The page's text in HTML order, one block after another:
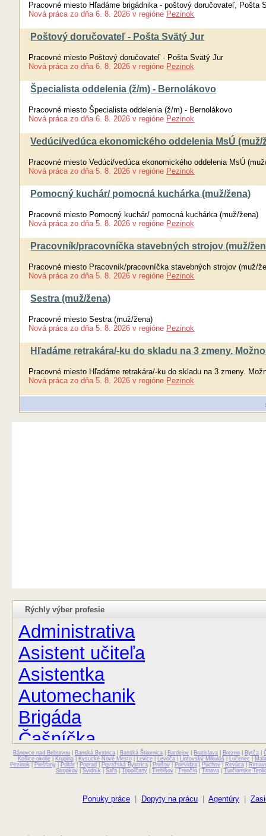
Pracovné miesto Hľadáme brigádnika - poštový doručovateľ, Pošta
Nová práca zo dňa 6. 8. 2026 v regióne Pezinok
Poštový doručovateľ - Pošta Svätý Jur
Pracovné miesto Poštový doručovateľ - Pošta Svätý Jur
Nová práca zo dňa 6. 8. 2026 v regióne Pezinok
Špecialista oddelenia (ž/m) - Bernolákovo
Pracovné miesto Špecialista oddelenia (ž/m) - Bernolákovo
Nová práca zo dňa 6. 8. 2026 v regióne Pezinok
Vedúci/vedúca ekonomického oddelenia MsÚ (muž/
Pracovné miesto Vedúci/vedúca ekonomického oddelenia MsÚ
Nová práca zo dňa 5. 8. 2026 v regióne Pezinok
Pomocný kuchár/ pomocná kuchárka (muž/žena)
Pracovné miesto Pomocný kuchár/ pomocná kuchárka (muž/žena)
Nová práca zo dňa 5. 8. 2026 v regióne Pezinok
Pracovník/pracovníčka stavebných strojov (muž/
Pracovné miesto Pracovník/pracovníčka stavebných strojov (muž/
Nová práca zo dňa 5. 8. 2026 v regióne Pezinok
Sestra (muž/žena)
Pracovné miesto Sestra (muž/žena)
Nová práca zo dňa 5. 8. 2026 v regióne Pezinok
Hľadáme retrakára/-ku do skladu na 3 zmeny.
Pracovné miesto Hľadáme retrakára/-ku do skladu na 3 zmeny.
Nová práca zo dňa 5. 8. 2026 v regióne Pezinok
Rýchly výber profesie
Administrativa
Asistent učiteľa
Asistentka
Automechanik
Brigáda
Čašníčka
Čašník
Farmaceut
Bánovce nad Bebravou Banská Bystrica Banská Štiavnica Bardejov Bratislava Brezno Bytča |
Košice-okolie| Krupina| Kysucké Nové Mesto| Levice| Levoča| Liptovský Mikuláš Lučenec
Pezinok
Piešťany| Poltár| Poprad Považská Bystrica| Prešov| Prievidza| Púchov| Revúca|
Stropkov| Svidník Šaľa| Topoľčany| Trebišov| Trenčín| Trnava| Turčianske
Ponuky práce Dopyty na prácu Agentúry